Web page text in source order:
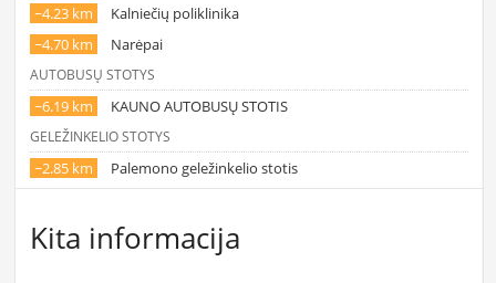
~4.23 km
Kalniečių poliklinika
~4.70 km
Narėpai
AUTOBUSŲ STOTYS
~6.19 km KAUNO AUTOBUSŲ STOTIS
GELEŽINKELIO STOTYS
~2.85 km Palemono geležinkelio stotis
Kita informacija